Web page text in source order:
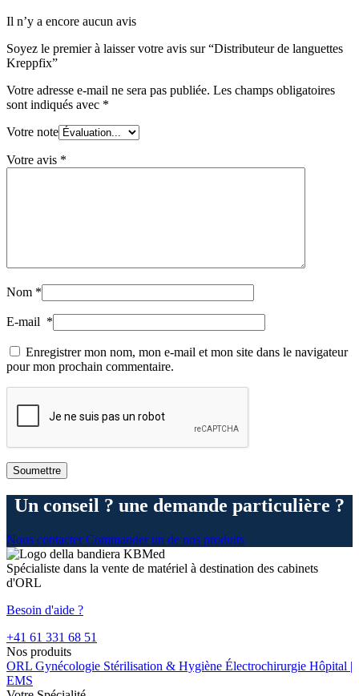
Il n’y a encore aucun avis
Soyez le premier à laisser votre avis sur “Distributeur de languettes
Kreppfix”
Votre adresse e-mail ne sera pas publiée. Les champs obligatoires
sont indiqués avec *
Votre note
Votre avis *
Nom *
E-mail *
Enregistrer mon nom, mon e-mail et mon site dans le navigateur
pour mon prochain commentaire.
Un conseil ? une demande particulière ?
Nous contacter Commander un de nos produits
Spécialiste dans la vente de matériel à destination des cabinets
d'ORL
Besoin d'aide ?
+41 61 331 68 51
Nos produits
ORL Gynécologie Stérilisation & Hygiène Électrochirurgie Hôpital |
EMS